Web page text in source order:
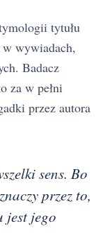
tytułu
w wywiadach,
Badacz
za w pełni
przez autora
sens. Bo
przez to,
jest jego